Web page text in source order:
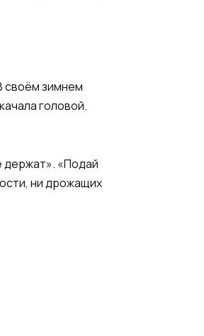
своём зимнем
головой.
держат». «Подай
ни дрожащих